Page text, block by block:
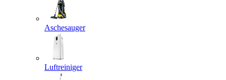
Aschesauger
Luftreiniger